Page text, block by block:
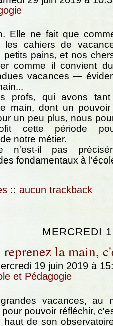
Elle ne fait que
les cahiers de
petits pains, et nos
comme il convient
vacances —
profs, qui avons
main, dont un
un peu plus, nous
cette période
notre métier.
n'est-il pas
fondamentaux à
:: aucun trackback
MERCREDI
la main,
19 juin 2019 à
et Pédagogie
vacances, au
pouvoir réfléchir,
de son